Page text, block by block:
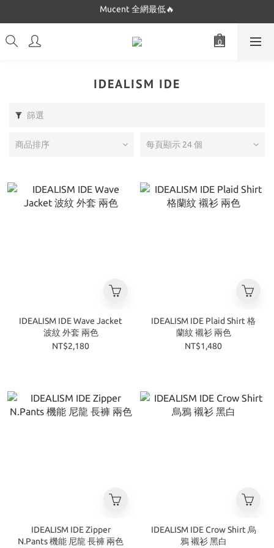
Dickies 最低只要$5XX!!
Dickies 最低只要$5XX!!
IDEALISM IDE
篩選
商品排序 每頁顯示 24 個
IDEALISM IDE Wave Jacket
波紋 外套 兩色
NT$2,180
IDEALISM IDE Plaid Shirt 格
蘭紋 襯衫 兩色
NT$1,480
IDEALISM IDE Zipper
N.Pants 機能 尼龍 長褲 兩色
IDEALISM IDE Crow Shirt 烏
鴉 襯衫 黑白